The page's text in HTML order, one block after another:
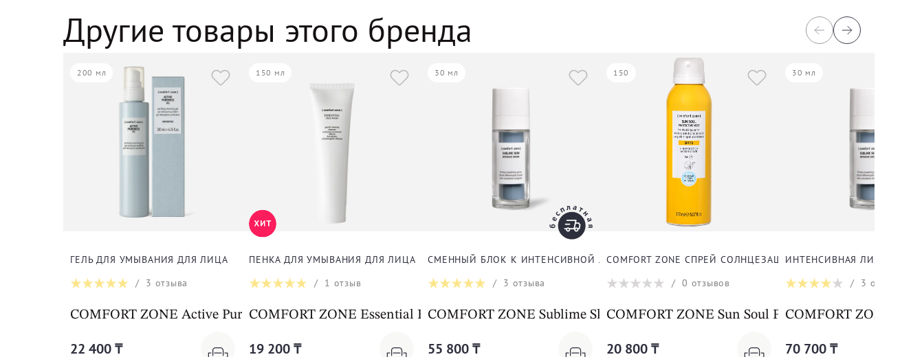
Другие товары этого бренда
200 мл
ГЕЛЬ ДЛЯ УМЫВАНИЯ ДЛЯ ЛИЦА
/ 3 отзыва
COMFORT ZONE Active Pureness Gel
22 400 ₸
150 мл
ПЕНКА ДЛЯ УМЫВАНИЯ ДЛЯ ЛИЦА
/ 1 отзыв
COMFORT ZONE Essential Face Wash
19 200 ₸
30 мл
СМЕННЫЙ БЛОК К ИНТЕНСИВНОЙ ЛИФТИНГ-СЫВОРОТКЕ
/ 3 отзыва
COMFORT ZONE Sublime Skin Intensive Serum Refill
55 800 ₸
150
COMFORT ZONE СПРЕЙ СОЛНЦЕЗАЩИТНЫЙ ДЛЯ ТЕЛА
/0 отзывов
COMFORT ZONE Sun Soul Protective Mist SPF30
20 800 ₸
30 мл
ИНТЕНСИВНАЯ ЛИФТИНГ-
/ 3 отзыва
COMFORT ZONE
70 700 ₸